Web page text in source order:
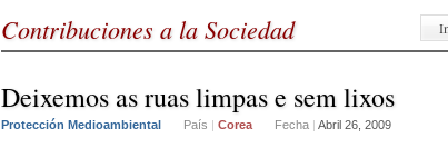
Contribuciones a la Sociedad
Deixemos as ruas limpas e sem lixos
Protección Medioambiental País | Corea Fecha | Abril 26, 2009